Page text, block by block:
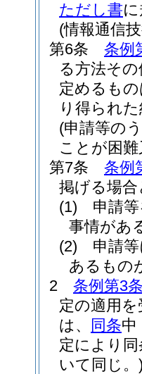
ただし書
(情報通信
第6条
条例
る方法そ
定めるも
り得られ
(申請等の
ことが困
第7条
条例
掲げる場
(1)
申請
事情があ
(2)
申請
あるもの
2
条例第3
定の適用
は、
同条中
定により
いて同じ。